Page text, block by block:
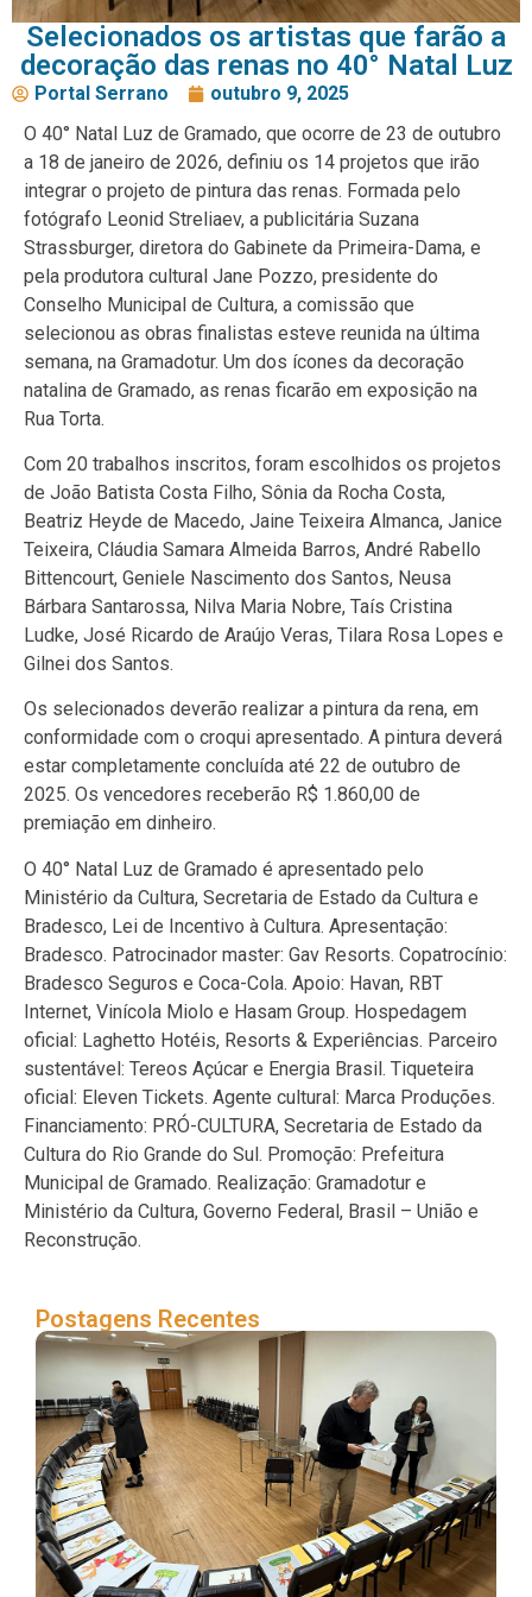
Selecionados os artistas que farão a
decoração das renas no 40° Natal Luz
Portal Serrano
outubro 9, 2025
O 40° Natal Luz de Gramado, que ocorre de 23 de outubro
a 18 de janeiro de 2026, definiu os 14 projetos que irão
integrar o projeto de pintura das renas. Formada pelo
fotógrafo Leonid Streliaev, a publicitária Suzana
Strassburger, diretora do Gabinete da Primeira-Dama, e
pela produtora cultural Jane Pozzo, presidente do
Conselho Municipal de Cultura, a comissão que
selecionou as obras finalistas esteve reunida na última
semana, na Gramadotur. Um dos ícones da decoração
natalina de Gramado, as renas ficarão em exposição na
Rua Torta.
Com 20 trabalhos inscritos, foram escolhidos os projetos
de João Batista Costa Filho, Sônia da Rocha Costa,
Beatriz Heyde de Macedo, Jaine Teixeira Almanca, Janice
Teixeira, Cláudia Samara Almeida Barros, André Rabello
Bittencourt, Geniele Nascimento dos Santos, Neusa
Bárbara Santarossa, Nilva Maria Nobre, Taís Cristina
Ludke, José Ricardo de Araújo Veras, Tilara Rosa Lopes e
Gilnei dos Santos.
Os selecionados deverão realizar a pintura da rena, em
conformidade com o croqui apresentado. A pintura deverá
estar completamente concluída até 22 de outubro de
2025. Os vencedores receberão R$ 1.860,00 de
premiação em dinheiro.
O 40° Natal Luz de Gramado é apresentado pelo
Ministério da Cultura, Secretaria de Estado da Cultura e
Bradesco, Lei de Incentivo à Cultura. Apresentação:
Bradesco. Patrocinador master: Gav Resorts. Copatrocínio:
Bradesco Seguros e Coca-Cola. Apoio: Havan, RBT
Internet, Vinícola Miolo e Hasam Group. Hospedagem
oficial: Laghetto Hotéis, Resorts & Experiências. Parceiro
sustentável: Tereos Açúcar e Energia Brasil. Tiqueteira
oficial: Eleven Tickets. Agente cultural: Marca Produções.
Financiamento: PRÓ-CULTURA, Secretaria de Estado da
Cultura do Rio Grande do Sul. Promoção: Prefeitura
Municipal de Gramado. Realização: Gramadotur e
Ministério da Cultura, Governo Federal, Brasil – União e
Reconstrução.
Postagens Recentes